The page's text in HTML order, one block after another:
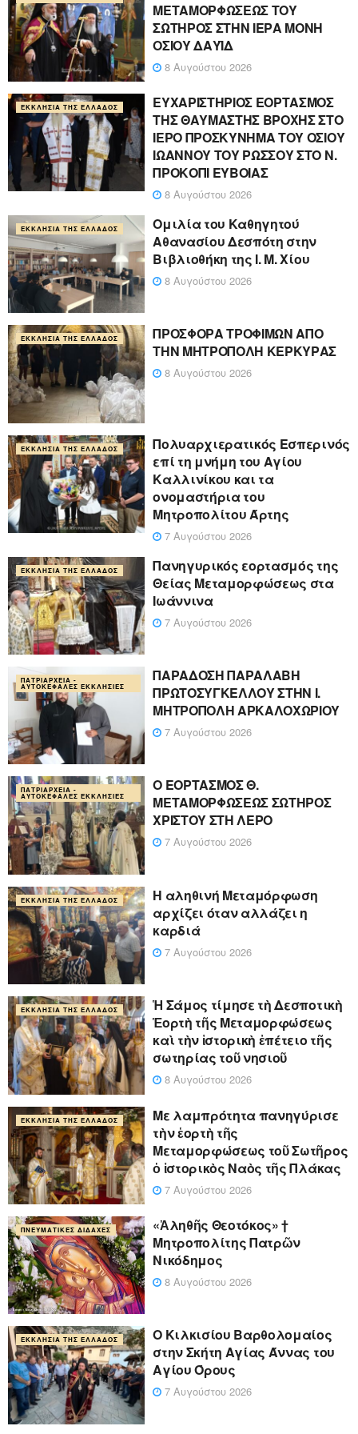
ΜΕΤΑΜΟΡΦΩΣΕΩΣ ΤΟΥ
ΣΩΤΗΡΟΣ ΣΤΗΝ ΙΕΡΑ ΜΟΝΗ
ΟΣΙΟΥ ΔΑΥΪΔ
8 Αυγούστου 2026
ΕΚΚΛΗΣΊΑ ΤΗΣ ΕΛΛΆΔΟΣ
ΕΥΧΑΡΙΣΤΗΡΙΟΣ ΕΟΡΤΑΣΜΟΣ
ΤΗΣ ΘΑΥΜΑΣΤΗΣ ΒΡΟΧΗΣ ΣΤΟ
ΙΕΡΟ ΠΡΟΣΚΥΝΗΜΑ ΤΟΥ ΟΣΙΟΥ
ΙΩΑΝΝΟΥ ΤΟΥ ΡΩΣΣΟΥ ΣΤΟ Ν.
ΠΡΟΚΟΠΙ ΕΥΒΟΙΑΣ
8 Αυγούστου 2026
ΕΚΚΛΗΣΊΑ ΤΗΣ ΕΛΛΆΔΟΣ
Ομιλία του Καθηγητού
Αθανασίου Δεσπότη στην
Βιβλιοθήκη της Ι. Μ. Χίου
8 Αυγούστου 2026
ΕΚΚΛΗΣΊΑ ΤΗΣ ΕΛΛΆΔΟΣ
ΠΡΟΣΦΟΡΑ ΤΡΟΦΙΜΩΝ ΑΠΟ
ΤΗΝ ΜΗΤΡΟΠΟΛΗ ΚΕΡΚΥΡΑΣ
8 Αυγούστου 2026
ΕΚΚΛΗΣΊΑ ΤΗΣ ΕΛΛΆΔΟΣ
Πολυαρχιερατικός Εσπερινός
επί τη μνήμη του Αγίου
Καλλινίκου και τα
ονομαστήρια του
Μητροπολίτου Άρτης
7 Αυγούστου 2026
ΕΚΚΛΗΣΊΑ ΤΗΣ ΕΛΛΆΔΟΣ
Πανηγυρικός εορτασμός της
Θείας Μεταμορφώσεως στα
Ιωάννινα
7 Αυγούστου 2026
ΠΑΤΡΙΑΡΧΕΊΑ -
ΑΥΤΟΚΈΦΑΛΕΣ ΕΚΚΛΗΣΊΕΣ
ΠΑΡΑΔΟΣΗ ΠΑΡΑΛΑΒΗ
ΠΡΩΤΟΣΥΓΚΕΛΛΟΥ ΣΤΗΝ Ι.
ΜΗΤΡΟΠΟΛΗ ΑΡΚΑΛΟΧΩΡΙΟΥ
7 Αυγούστου 2026
ΠΑΤΡΙΑΡΧΕΊΑ -
ΑΥΤΟΚΈΦΑΛΕΣ ΕΚΚΛΗΣΊΕΣ
Ο ΕΟΡΤΑΣΜΟΣ Θ.
ΜΕΤΑΜΟΡΦΩΣΕΩΣ ΣΩΤΗΡΟΣ
ΧΡΙΣΤΟΥ ΣΤΗ ΛΕΡΟ
7 Αυγούστου 2026
ΕΚΚΛΗΣΊΑ ΤΗΣ ΕΛΛΆΔΟΣ
Η αληθινή Μεταμόρφωση
αρχίζει όταν αλλάζει η
καρδιά
7 Αυγούστου 2026
ΕΚΚΛΗΣΊΑ ΤΗΣ ΕΛΛΆΔΟΣ
Ἡ Σάμος τίμησε τὴ Δεσποτικὴ
Ἑορτὴ τῆς Μεταμορφώσεως
καὶ τὴν ἱστορικὴ ἐπέτειο τῆς
σωτηρίας τοῦ νησιοῦ
8 Αυγούστου 2026
ΕΚΚΛΗΣΊΑ ΤΗΣ ΕΛΛΆΔΟΣ
Με λαμπρότητα πανηγύρισε
τὴν ἑορτὴ τῆς
Μεταμορφώσεως τοῦ Σωτῆρος
ὁ ἱστορικὸς Ναὸς τῆς Πλάκας
7 Αυγούστου 2026
ΠΝΕΥΜΑΤΙΚΈΣ ΔΙΔΑΧΈΣ
«Ἀληθῆς Θεοτόκος» †
Μητροπολίτης Πατρῶν
Νικόδημος
8 Αυγούστου 2026
ΕΚΚΛΗΣΊΑ ΤΗΣ ΕΛΛΆΔΟΣ
Ο Κιλκισίου Βαρθολομαίος
στην Σκήτη Αγίας Άννας του
Αγίου Όρους
7 Αυγούστου 2026